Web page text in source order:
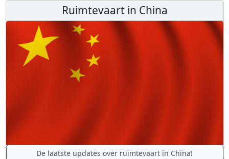
Ruimtevaart in China
De laatste updates over ruimtevaart in China!